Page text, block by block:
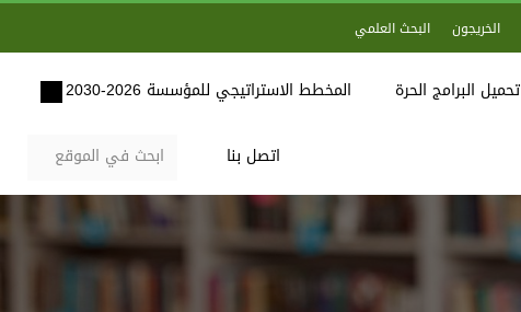
الخريجون البحث العلمي
تحميل البرامج الحرة المخطط الاستراتيجي للمؤسسة 2026-2030
اتصل بنا